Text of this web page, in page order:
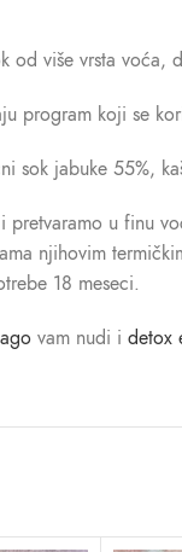
od više vrsta
program koji se
sok jabuke 55%,
u finu
njihovim
18 meseci.
vam nudi i detox